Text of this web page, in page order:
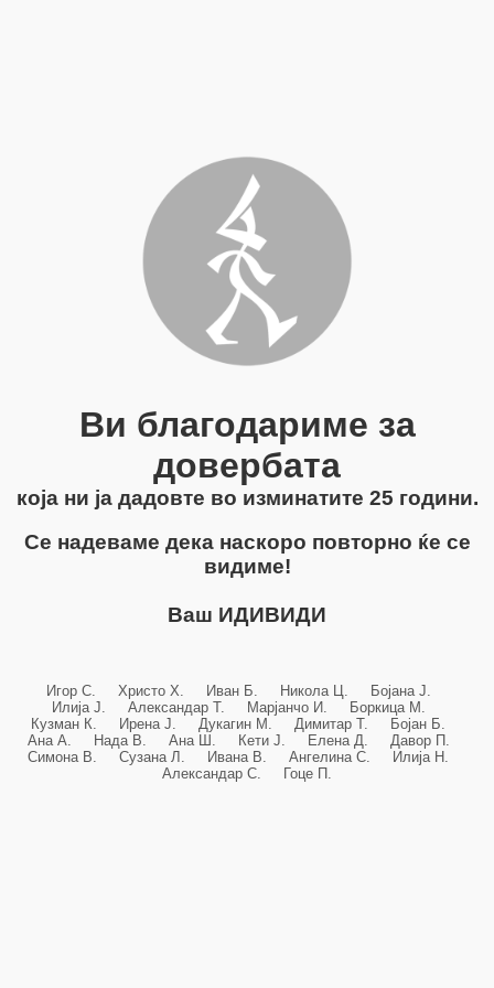
Ви благодариме за
довербата
која ни ја дадовте во изминатите 25 години.
Се надеваме дека наскоро повторно ќе се
видиме!
Ваш ИДИВИДИ
Игор С. Христо Х. Иван Б. Никола Ц. Бојана Ј.
Илија Ј. Александар Т. Марјанчо И. Боркица М.
Кузман К. Ирена Ј. Дукагин М. Димитар Т. Бојан Б.
Ана А. Нада В. Ана Ш. Кети Ј. Елена Д. Давор П.
Симона В. Сузана Л. Ивана В. Ангелина С. Илија Н.
Александар С. Гоце П.